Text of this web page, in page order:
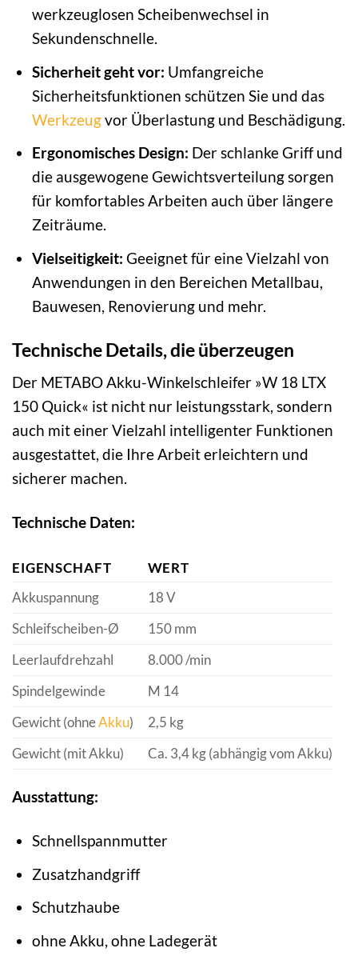
werkzeuglosen Scheibenwechsel in
Sekundenschnelle.
Sicherheit geht vor: Umfangreiche
Sicherheitsfunktionen schützen Sie und das
Werkzeugvor Überlastung und Beschädigung.
Ergonomisches Design: Der schlanke Griff und
die ausgewogene Gewichtsverteilung sorgen
für komfortables Arbeiten auch über längere
Zeiträume.
Vielseitigkeit: Geeignet für eine Vielzahl von
Anwendungen in den Bereichen Metallbau,
Bauwesen, Renovierung und mehr.
Technische Details, die überzeugen
Der METABO Akku-Winkelschleifer »W 18 LTX
150 Quick« ist nicht nur leistungsstark, sondern
auch mit einer Vielzahl intelligenter Funktionen
ausgestattet, die Ihre Arbeit erleichtern und
sicherer machen.
Technische Daten:
EIGENSCHAFT
WERT
Akkuspannung
18 V
Schleifscheiben-Ø
150 mm
Leerlaufdrehzahl
8.000 /min
Spindelgewinde
M 14
Gewicht (ohneAkku)
2,5 kg
Gewicht (mit Akku)
Ca. 3,4 kg (abhängig vom Akku)
Ausstattung:
Schnellspannmutter
Zusatzhandgriff
Schutzhaube
ohne Akku, ohne Ladegerät